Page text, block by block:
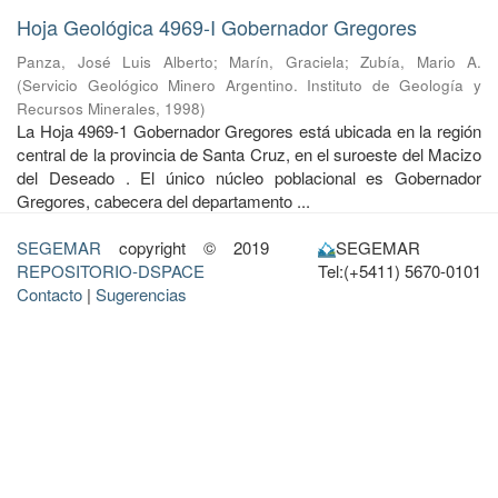
Hoja Geológica 4969-I Gobernador Gregores
Panza, José Luis Alberto; Marín, Graciela; Zubía, Mario A.
(Servicio Geológico Minero Argentino. Instituto de Geología y
Recursos Minerales, 1998)
La Hoja 4969-1 Gobernador Gregores está ubicada en la región
central de la provincia de Santa Cruz, en el suroeste del Macizo
del Deseado . El único núcleo poblacional es Gobernador
Gregores, cabecera del departamento ...
SEGEMAR copyright © 2019
REPOSITORIO-DSPACE
Contacto | Sugerencias
SEGEMAR
Tel:(+5411) 5670-0101